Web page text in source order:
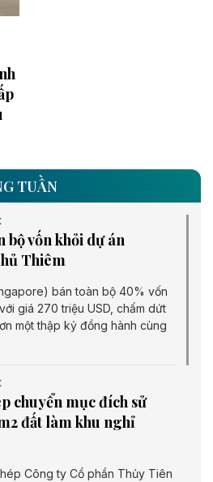
TUẦN
bộ vốn khỏi dự án
Thiêm
bán toàn bộ 40% vốn
giá 270 triệu USD, chấm dứt
một thập kỷ đồng hành cùng
chuyển mục đích sử
đất làm khu nghỉ
Công ty Cổ phần Thủy Tiên